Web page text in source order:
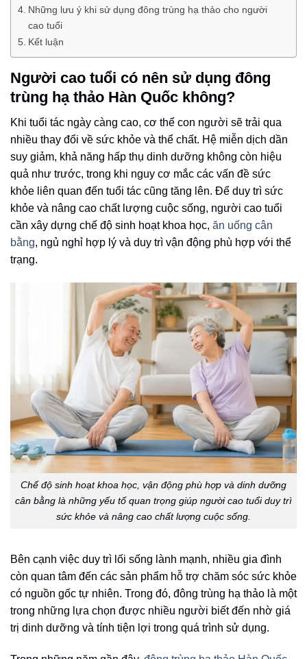
Những lưu ý khi sử dụng đông trùng hạ thảo cho người
cao tuổi
Kết luận
Người cao tuổi có nên sử dụng đông
trùng hạ thảo Hàn Quốc không?
Khi tuổi tác ngày càng cao, cơ thể con người sẽ trải qua
nhiều thay đổi về sức khỏe và thể chất. Hệ miễn dịch dần
suy giảm, khả năng hấp thụ dinh dưỡng không còn hiệu
quả như trước, trong khi nguy cơ mắc các vấn đề sức
khỏe liên quan đến tuổi tác cũng tăng lên. Để duy trì sức
khỏe và nâng cao chất lượng cuộc sống, người cao tuổi
cần xây dựng chế độ sinh hoạt khoa học, ăn uống cân
bằng, ngủ nghỉ hợp lý và duy trì vận động phù hợp với thể
trạng.
Chế độ sinh hoạt khoa học, vận động phù hợp và dinh dưỡng
cân bằng là những yếu tố quan trọng giúp người cao tuổi duy trì
sức khỏe và nâng cao chất lượng cuộc sống.
Bên cạnh việc duy trì lối sống lành mạnh, nhiều gia đình
còn quan tâm đến các sản phẩm hỗ trợ chăm sóc sức khỏe
có nguồn gốc tự nhiên. Trong đó, đông trùng hạ thảo là một
trong những lựa chọn được nhiều người biết đến nhờ giá
trị dinh dưỡng và tính tiện lợi trong quá trình sử dụng.